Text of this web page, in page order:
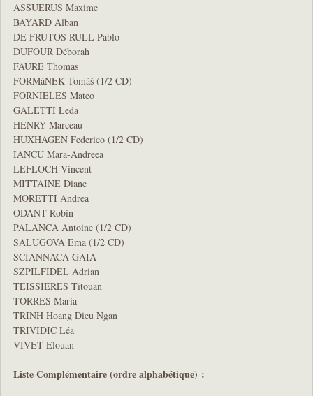
ASSUERUS Maxime
BAYARD Alban
DE FRUTOS RULL Pablo
DUFOUR Déborah
FAURE Thomas
FORMáNEK Tomáš (1/2 CD)
FORNIELES Mateo
GALETTI Leda
HENRY Marceau
HUXHAGEN Federico (1/2 CD)
IANCU Mara-Andreea
LEFLOCH Vincent
MITTAINE Diane
MORETTI Andrea
ODANT Robin
PALANCA Antoine (1/2 CD)
SALUGOVA Ema (1/2 CD)
SCIANNACA GAIA
SZPILFIDEL Adrian
TEISSIERES Titouan
TORRES Maria
TRINH Hoang Dieu Ngan
TRIVIDIC Léa
VIVET Elouan
Liste Complémentaire (ordre alphabétique) :